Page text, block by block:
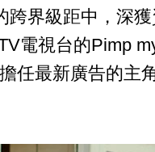
跨界級距中，深
電視台的Pimp
任最新廣告的主